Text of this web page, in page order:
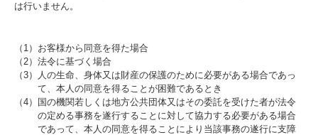
は行いません。
（1）お客様から同意を得た場合
（2）法令に基づく場合
（3）人の生命、身体又は財産の保護のために必要がある場合であっ
て、本人の同意を得ることが困難であるとき
（4）国の機関若しくは地方公共団体又はその委託を受けた者が法令
の定める事務を遂行することに対して協力する必要がある場合
であって、本人の同意を得ることにより当該事務の遂行に支障